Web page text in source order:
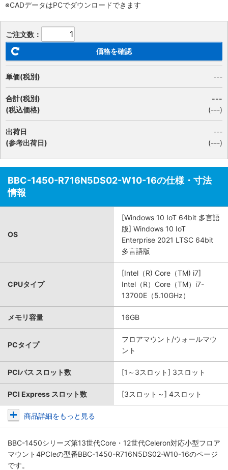
※CADデータはPCでダウンロードできます
ご注文数：
価格を確認
単価(税別) ---
合計(税別)
(税込価格)
---
(---)
出荷日
(参考出荷日)
---
(---)
BBC-1450-R716N5DS02-W10-16の仕様・寸法
情報
OS
[Windows 10 IoT 64bit 多言語
版] Windows 10 IoT
Enterprise 2021 LTSC 64bit
多言語版
CPUタイプ
[Intel（R) Core（TM) i7]
Intel（R）Core（TM）i7-
13700E（5.10GHz）
メモリ容量 16GB
PCタイプ
フロアマウント/ウォールマウ
ント
PCIバス スロット数 [1～3スロット] 3スロット
PCI Express スロット数 [3スロット～] 4スロット
商品詳細をもっと見る
BBC-1450シリーズ第13世代Core・12世代Celeron対応小型フロア
マウント4PCIeの型番BBC-1450-R716N5DS02-W10-16のページ
です。